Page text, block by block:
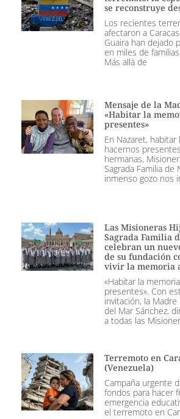
se reconstruye
Los recientes
afectaron a
Guaira han dejado
en miles de
Más allá de
Mensaje de la
«Habitar la
presentes»
En Nazaret,
hacernos
hermanas,
Sagrada Familia de
inmenso gozo nos
Las Misioneras
Sagrada Familia
celebran un
de su fundación
vivir la memoria
«Habitar la
presentes». Con
invitación, la Madre
del Mar Sánchez,
a todas las
Terremoto en
(Venezuela)
Campaña urgente
fondos para hacer
emergencia
el terremoto en